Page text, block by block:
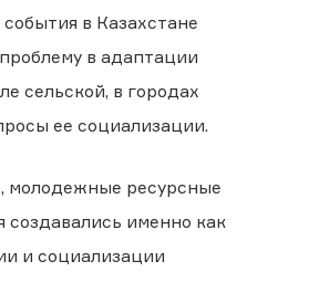
события в Казахстане
в адаптации
сельской, в городах
ее социализации.
молодежные ресурсные
создавались именно как
и социализации